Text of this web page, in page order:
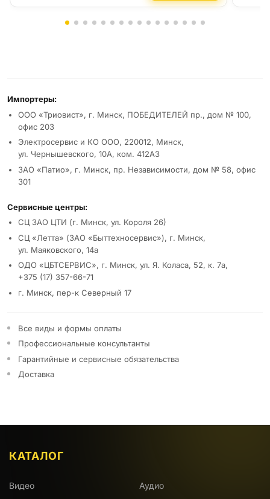
Реквизиты и условия
Импортеры:
ООО «Триовист», г. Минск, ПОБЕДИТЕЛЕЙ пр., дом № 100,
офис 203
Электросервис и КО ООО, 220012, Минск,
ул. Чернышевского, 10А, ком. 412А3
ЗАО «Патио», г. Минск, пр. Независимости, дом № 58, офис
301
Сервисные центры:
СЦ ЗАО ЦТИ (г. Минск, ул. Короля 26)
СЦ «Летта» (ЗАО «Быттехносервис»), г. Минск,
ул. Маяковского, 14а
ОДО «ЦБТСЕРВИС», г. Минск, ул. Я. Коласа, 52, к. 7а,
+375 (17) 357-66-71
г. Минск, пер-к Северный 17
Все виды и формы оплаты
Профессиональные консультанты
Гарантийные и сервисные обязательства
Доставка
КАТАЛОГ
Видео Аудио